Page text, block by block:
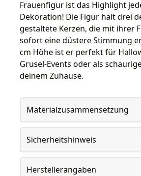
Frauenfigur ist das Highlight
Dekoration! Die Figur hält drei
gestaltete Kerzen, die mit ihrer
sofort eine düstere Stimmung
cm Höhe ist er perfekt für
Grusel-Events oder als
deinem Zuhause.
Materialzusammensetzung
Sicherheitshinweis
Herstellerangaben